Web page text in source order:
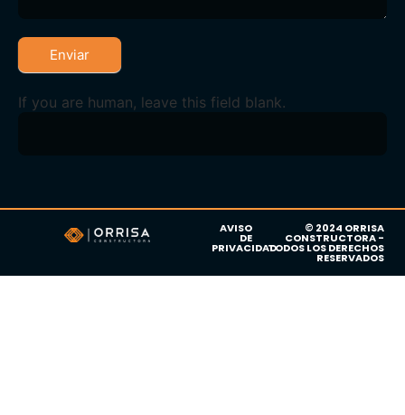
Enviar
If you are human, leave this field blank.
AVISO
DE
PRIVACIDAD
© 2024 ORRISA
CONSTRUCTORA -
TODOS LOS DERECHOS
RESERVADOS